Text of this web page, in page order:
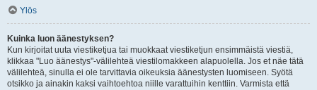
Ylös
Kuinka luon äänestyksen?
Kun kirjoitat uuta viestiketjua tai muokkaat viestiketjun ensimmäistä viestiä,
klikkaa "Luo äänestys"-välilehteä viestilomakkeen alapuolella. Jos et näe tätä
välilehteä, sinulla ei ole tarvittavia oikeuksia äänestysten luomiseen. Syötä
otsikko ja ainakin kaksi vaihtoehtoa niille varattuihin kenttiin. Varmista että